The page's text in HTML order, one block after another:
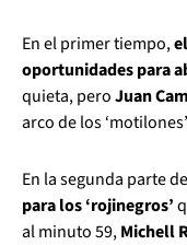
En el primer tiempo,
oportunidades para
quieta, peroJuan
arco de los
En la segunda parte
para los ‘rojinegros’
al minuto 59,Michell